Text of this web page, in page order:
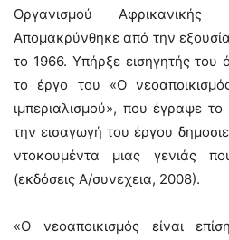
Οργανισμού
Απομακρύνθηκε από την
το 1966. Υπήρξε εισηγητής του
το έργο του «Ο
ιμπεριαλισμού», που έγραψε
την εισαγωγή του έργου
ντοκουμέντα μιας γενιάς
(εκδόσεις Α/συνεχεια, 2008).
«Ο νεοαποικισμός είναι